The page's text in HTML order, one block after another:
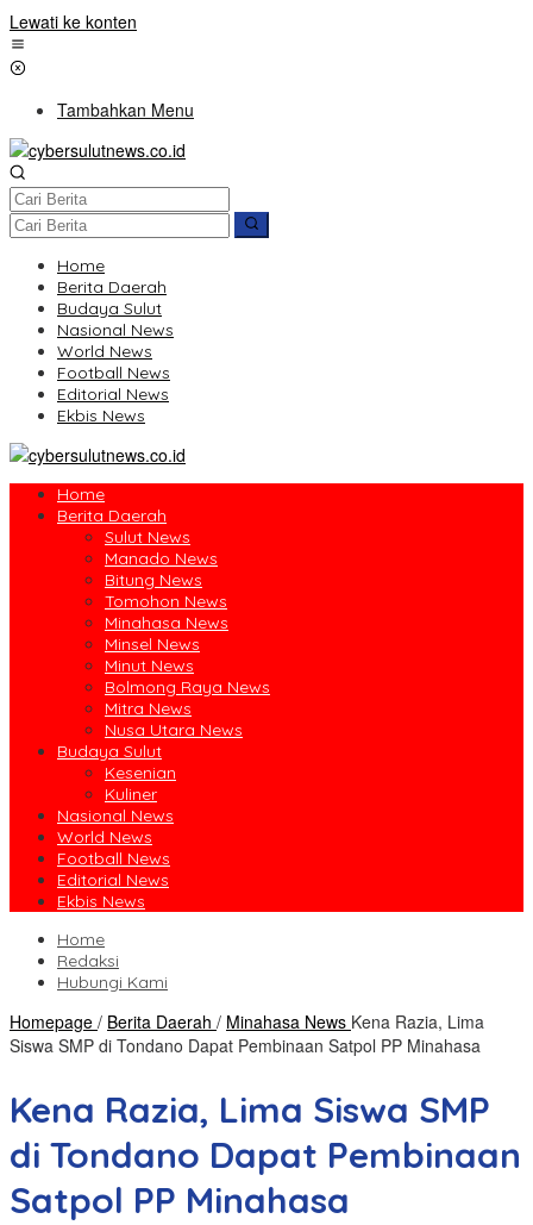
Lewati ke konten
Tambahkan Menu
Home
Berita Daerah
Budaya Sulut
Nasional News
World News
Football News
Editorial News
Ekbis News
Home
Berita Daerah
Sulut News
Manado News
Bitung News
Tomohon News
Minahasa News
Minsel News
Minut News
Bolmong Raya News
Mitra News
Nusa Utara News
Budaya Sulut
Kesenian
Kuliner
Nasional News
World News
Football News
Editorial News
Ekbis News
Home
Redaksi
Hubungi Kami
Homepage / Berita Daerah / Minahasa News Kena Razia, Lima
Siswa SMP di Tondano Dapat Pembinaan Satpol PP Minahasa
Kena Razia, Lima Siswa SMP
di Tondano Dapat Pembinaan
Satpol PP Minahasa